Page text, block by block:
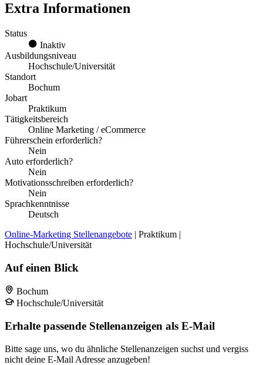
Extra Informationen
Status
Inaktiv
Ausbildungsniveau
Hochschule/Universität
Standort
Bochum
Jobart
Praktikum
Tätigkeitsbereich
Online Marketing / eCommerce
Führerschein erforderlich?
Nein
Auto erforderlich?
Nein
Motivationsschreiben erforderlich?
Nein
Sprachkenntnisse
Deutsch
Online-Marketing Stellenangebote | Praktikum |
Hochschule/Universität
Auf einen Blick
Bochum
Hochschule/Universität
Erhalte passende Stellenanzeigen als E-Mail
Bitte sage uns, wo du ähnliche Stellenanzeigen suchst und vergiss
nicht deine E-Mail Adresse anzugeben!